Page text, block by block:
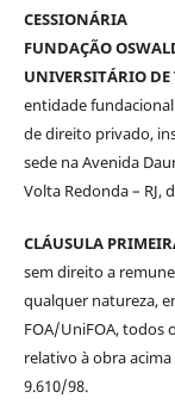
CESSIONÁRIA
FUNDAÇÃO
UNIVERSITÁRIO
entidade
de direito privado,
sede na Avenida
Volta Redonda –
CLÁUSULA
sem direito a
qualquer natureza,
FOA/UniFOA, todos
relativo à obra
9.610/98.